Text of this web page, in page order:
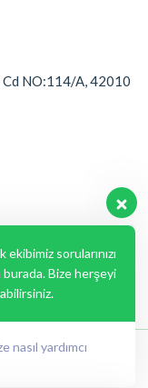
Cd NO:114/A, 42010
sorularınızı
burada. Bize herşeyi
nasıl yardımcı